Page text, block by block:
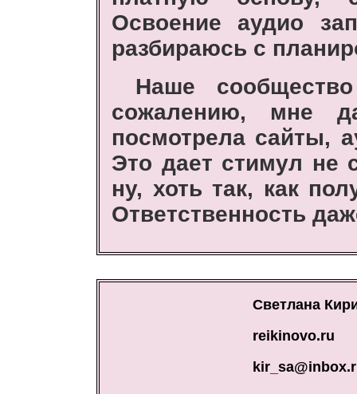
Освоение аудио
разбираюсь с
Наше
сожалению, мне
посмотрела сайты,
Это дает стимул не
ну, хоть так, как
Ответственность
Светлана
reikinovo.ru